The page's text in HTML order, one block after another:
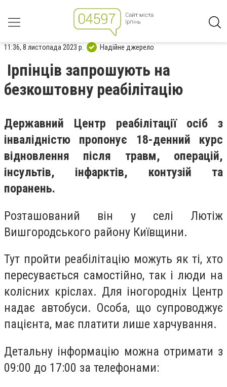
11:36, 8 листопада 2023 р. Надійне джерело
Ірпінців запрошують на
безкоштовну реабілітацію
Державний Центр реабілітації осіб з
інвалідністю пропонує 18-денний курс
відновлення після травм, операцій,
інсультів, інфарктів, контузій та
поранень.
Розташований він у селі Лютіж
Вишгородського району Київщини.
Тут пройти реабілітацію можуть як ті, хто
пересувається самостійно, так і люди на
колісних кріслах. Для іногородніх Центр
надає автобуси. Особа, що супроводжує
пацієнта, має платити лише харчування.
Детальну інформацію можна отримати з
09:00 до 17:00 за телефонами: